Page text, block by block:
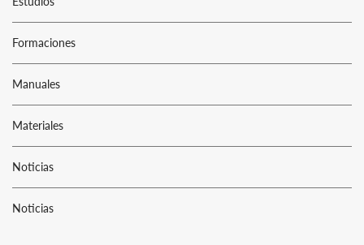
Formaciones
Manuales
Materiales
Noticias
Noticias